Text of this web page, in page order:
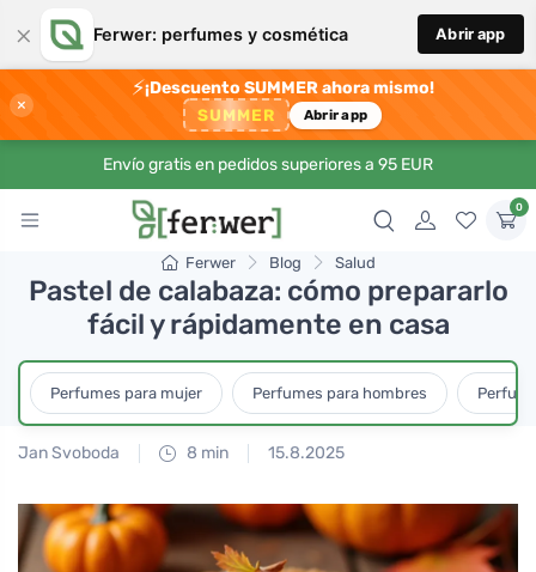
× Ferwer: perfumes y cosmética Abrir app
×
⚡¡Descuento SUMMER ahora mismo!
SUMMER Abrir app
Envío gratis en pedidos superiores a 95 EUR
0
Ferwer Blog Salud
Pastel de calabaza: cómo prepararlo
fácil y rápidamente en casa
Perfumes para mujer Perfumes para hombres
Jan Svoboda 8 min 15.8.2025